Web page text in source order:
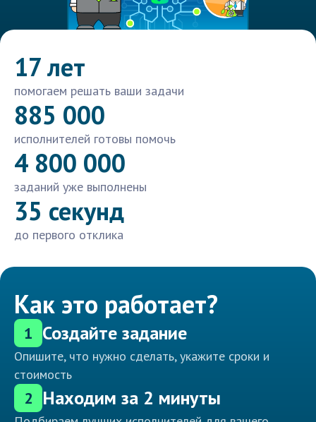
17 лет
помогаем решать ваши задачи
885 000
исполнителей готовы помочь
4 800 000
заданий уже выполнены
35 секунд
до первого отклика
Как это работает?
1 Создайте задание
Опишите, что нужно сделать, укажите сроки и
стоимость
2 Находим за 2 минуты